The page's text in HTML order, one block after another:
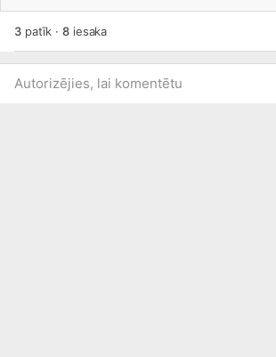
3patīk ·8iesaka
Autorizējies, lai komentētu